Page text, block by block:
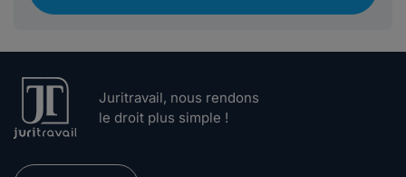
Juritravail, nous rendons
le droit plus simple !